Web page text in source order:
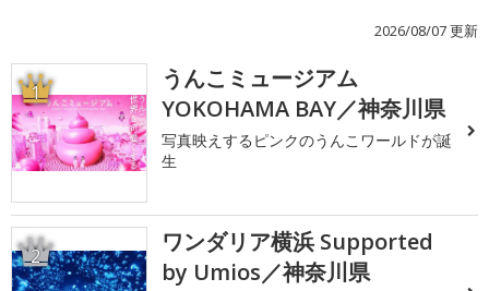
2026/08/07 更新
1
うんこミュージアム
YOKOHAMA BAY／神奈川県
写真映えするピンクのうんこワールドが誕
生
2
ワンダリア横浜 Supported
by Umios／神奈川県